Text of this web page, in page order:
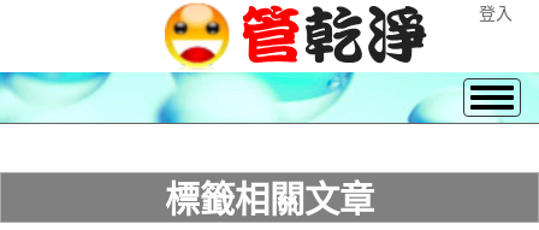
登入
標籤相關文章